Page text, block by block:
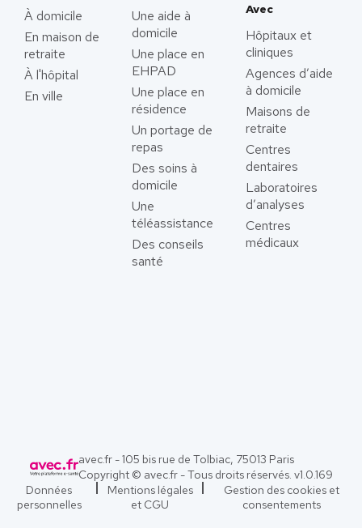
À domicile
En maison de
retraite
À l'hôpital
En ville
Une aide à
domicile
Une place en
EHPAD
Une place en
résidence
Un portage de
repas
Des soins à
domicile
Une
téléassistance
Des conseils
santé
Avec
Hôpitaux et
cliniques
Agences d’aide
à domicile
Maisons de
retraite
Centres
dentaires
Laboratoires
d’analyses
Centres
médicaux
avec.fr - 105 bis rue de Tolbiac, 75013 Paris
Copyright © avec.fr - Tous droits réservés. v1.0.169
Données
personnelles
Mentions légales
et CGU
Gestion des cookies et
consentements